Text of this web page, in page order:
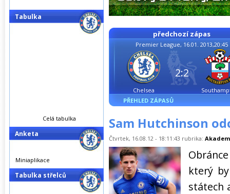
předchozí zápas
Premier League, 16.01. 2013,20:45
Chelsea
2:2
PŘEHLED ZÁPASŮ
Sam Hutchinson
Čtvrtek, 16.08.12 - 18:11:43 rubrika:
který
státech
Tabulka
Celá tabulka
Anketa
Miniaplikace
Tabulka střelců